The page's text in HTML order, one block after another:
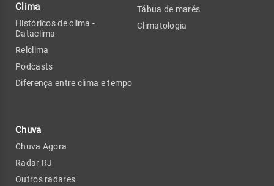
Clima
Históricos de clima -
Dataclima
Relclima
Podcasts
Diferença entre clima e tempo
Chuva
Chuva Agora
Radar RJ
Outros radares
Tábua de marés
Climatologia